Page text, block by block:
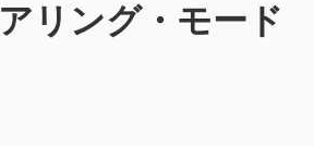
リング・モード